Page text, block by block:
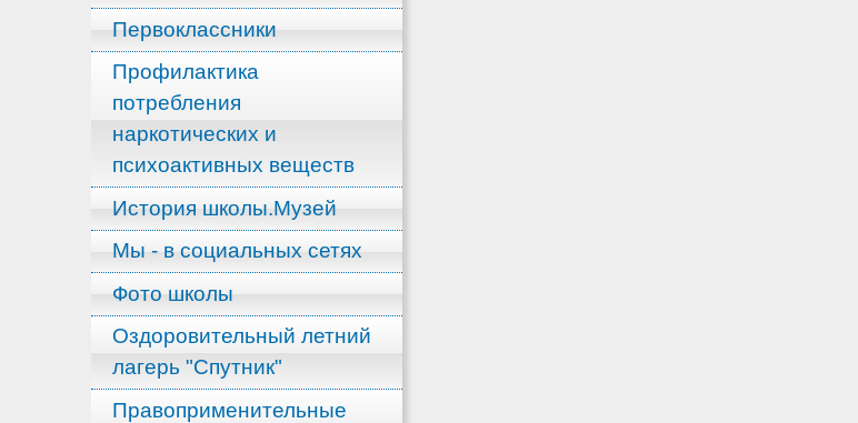
Первоклассники
Профилактика
потребления
наркотических и
психоактивных веществ
История школы.Музей
Мы - в социальных сетях
Фото школы
Оздоровительный летний
лагерь "Спутник"
Правоприменительные